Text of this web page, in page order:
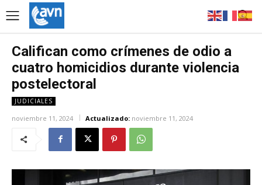
Califican como crímenes de odio a
cuatro homicidios durante violencia
postelectoral
JUDICIALES
noviembre 11, 2024 Actualizado: noviembre 11, 2024